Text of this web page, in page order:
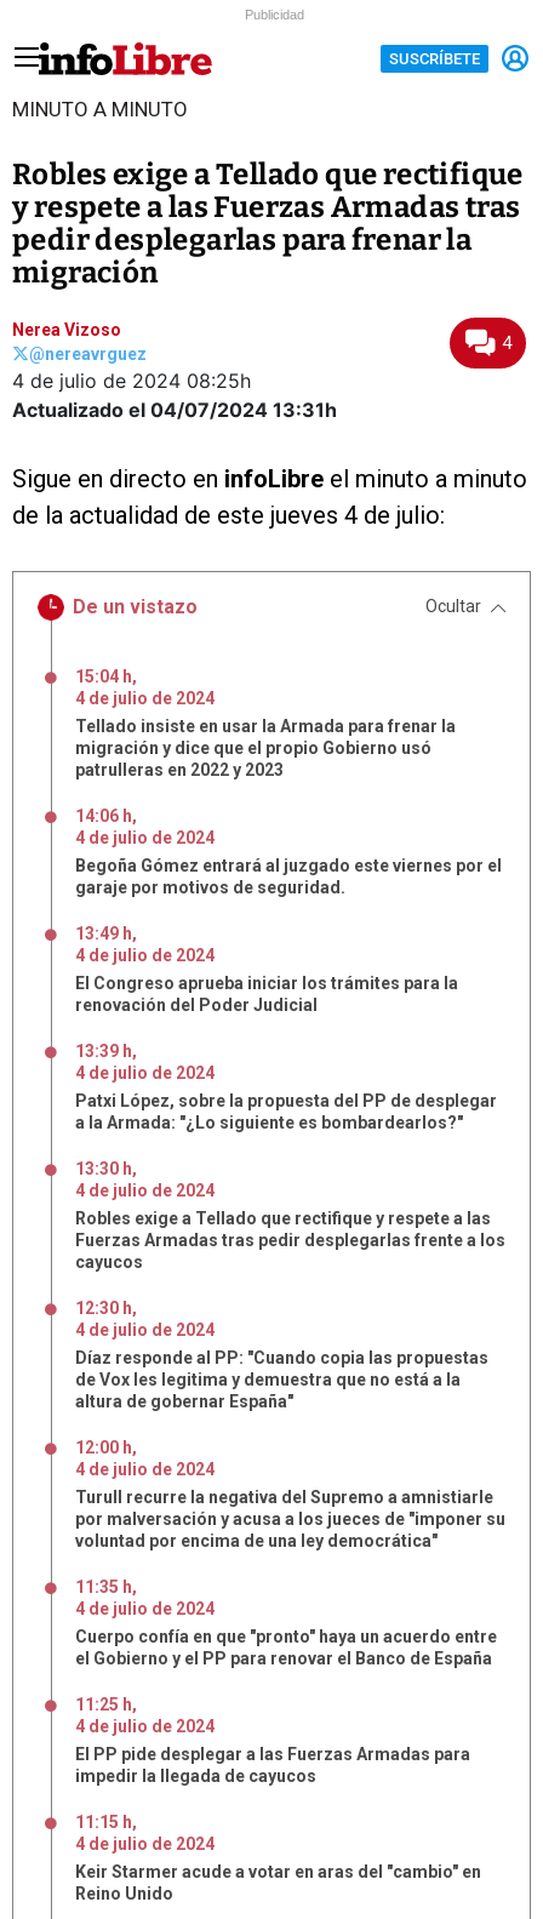
Publicidad
SUSCRÍBETE
MINUTO A MINUTO
Robles exige a Tellado que rectifique
y respete a las Fuerzas Armadas tras
pedir desplegarlas para frenar la
migración
Nerea Vizoso
@nereavrguez
4 de julio de 2024 08:25h
Actualizado el 04/07/2024 13:31h
4
Sigue en directo en infoLibre el minuto a minuto
de la actualidad de este jueves 4 de julio:
De un vistazo Ocultar
15:04 h,
4 de julio de 2024
Tellado insiste en usar la Armada para frenar la
migración y dice que el propio Gobierno usó
patrulleras en 2022 y 2023
14:06 h,
4 de julio de 2024
Begoña Gómez entrará al juzgado este viernes por el
garaje por motivos de seguridad.
13:49 h,
4 de julio de 2024
El Congreso aprueba iniciar los trámites para la
renovación del Poder Judicial
13:39 h,
4 de julio de 2024
Patxi López, sobre la propuesta del PP de desplegar
a la Armada: "¿Lo siguiente es bombardearlos?"
13:30 h,
4 de julio de 2024
Robles exige a Tellado que rectifique y respete a las
Fuerzas Armadas tras pedir desplegarlas frente a los
cayucos
12:30 h,
4 de julio de 2024
Díaz responde al PP: "Cuando copia las propuestas
de Vox les legitima y demuestra que no está a la
altura de gobernar España"
12:00 h,
4 de julio de 2024
Turull recurre la negativa del Supremo a amnistiarle
por malversación y acusa a los jueces de "imponer su
voluntad por encima de una ley democrática"
11:35 h,
4 de julio de 2024
Cuerpo confía en que "pronto" haya un acuerdo entre
el Gobierno y el PP para renovar el Banco de España
11:25 h,
4 de julio de 2024
El PP pide desplegar a las Fuerzas Armadas para
impedir la llegada de cayucos
11:15 h,
4 de julio de 2024
Keir Starmer acude a votar en aras del "cambio" en
Reino Unido